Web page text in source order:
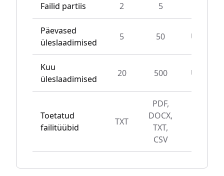
Failid partiis 2 5
Päevased
üleslaadimised
5 50
Kuu
üleslaadimised
20 500
Toetatud
failitüübid
TXT
PDF,
DOCX,
TXT,
CSV